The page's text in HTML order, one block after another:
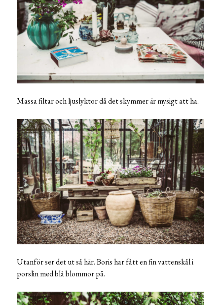
Massa filtar och ljuslyktor då det skymmer är mysigt att ha.
Utanför ser det ut så här. Boris har fått en fin vattenskål i
porslin med blå blommor på.